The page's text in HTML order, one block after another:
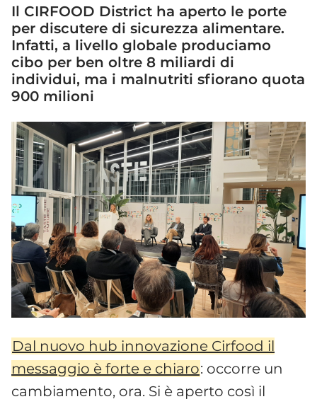
Il CIRFOOD District ha aperto le porte
per discutere di sicurezza alimentare.
Infatti, a livello globale produciamo
cibo per ben oltre 8 miliardi di
individui, ma i malnutriti sfiorano quota
900 milioni
Dal nuovo hub innovazione Cirfood il
messaggio è forte e chiaro: occorre un
cambiamento, ora. Si è aperto così il